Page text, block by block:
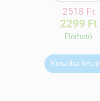
2518 Ft
2299 Ft
Elérhetõ
Kosárba